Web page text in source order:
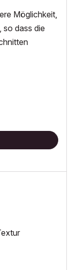
Möglichkeit,
so dass die